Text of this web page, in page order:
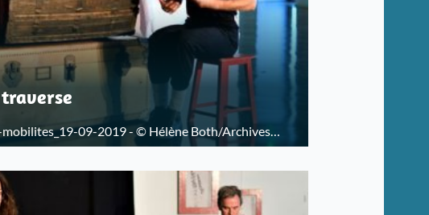
09-2019 - © Hélène Both/Archives
Bas-Rhin